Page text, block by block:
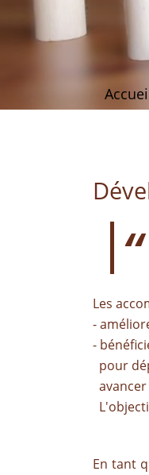
Les
-
-
pour
Le
En tant